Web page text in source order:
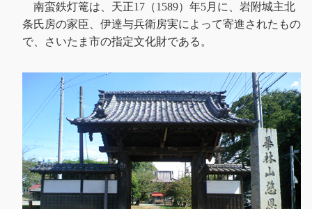
南蛮鉄灯篭は、天正17（1589）年5月に、岩附城主北
条氏房の家臣、伊達与兵衛房実によって寄進されたもの
で、さいたま市の指定文化財である。